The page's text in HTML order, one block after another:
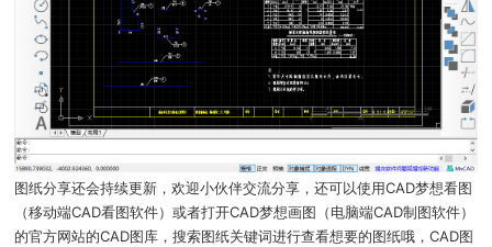
图纸分享还会持续更新，欢迎小伙伴交流分享，还可以使用CAD梦想看图
（移动端CAD看图软件）或者打开CAD梦想画图（电脑端CAD制图软件）
的官方网站的CAD图库，搜索图纸关键词进行查看想要的图纸哦，CAD图